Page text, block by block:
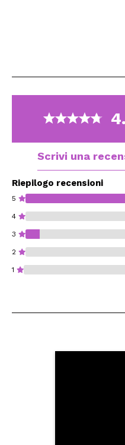
Scrivi una
Riepilogo recensioni
5
4
3
2
1